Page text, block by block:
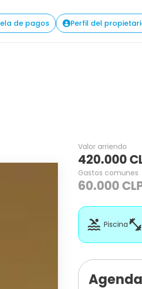
de pagos Perfil del
DescripciónComodidades
Valor arriendo
420.000
Gastos comunes
60.000
Piscina